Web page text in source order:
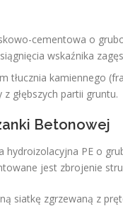
cementowa o
wskaźnika
tłucznia kamiennego
głębszych partii gruntu.
Betonowej
PE o
jest zbrojenie
siatkę zgrzewaną z